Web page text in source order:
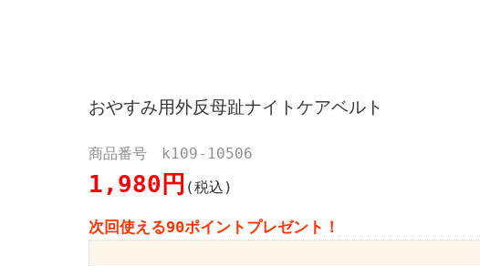
おやすみ用外反母趾ナイトケアベルト
商品番号 k109-10506
1,980円 (税込)
次回使える90ポイントプレゼント！